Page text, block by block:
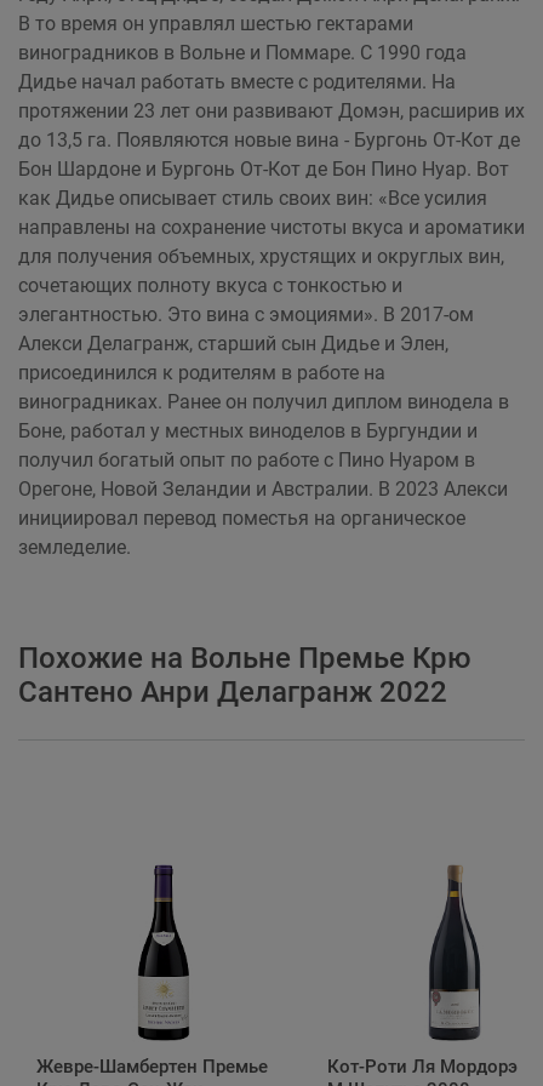
В то время он управлял шестью гектарами
виноградников в Вольне и Поммаре. С 1990 года
Дидье начал работать вместе с родителями. На
протяжении 23 лет они развивают Домэн, расширив их
до 13,5 га. Появляются новые вина - Бургонь От-Кот де
Бон Шардоне и Бургонь От-Кот де Бон Пино Нуар. Вот
как Дидье описывает стиль своих вин: «Все усилия
направлены на сохранение чистоты вкуса и ароматики
для получения объемных, хрустящих и округлых вин,
сочетающих полноту вкуса с тонкостью и
элегантностью. Это вина с эмоциями». В 2017-ом
Алекси Делагранж, старший сын Дидье и Элен,
присоединился к родителям в работе на
виноградниках. Ранее он получил диплом винодела в
Боне, работал у местных виноделов в Бургундии и
получил богатый опыт по работе с Пино Нуаром в
Орегоне, Новой Зеландии и Австралии. В 2023 Алекси
инициировал перевод поместья на органическое
земледелие.
Похожие на Вольне Премье Крю
Сантено Анри Делагранж 2022
Жевре-Шамбертен Премье
Кот-Роти Ля Мордорэ